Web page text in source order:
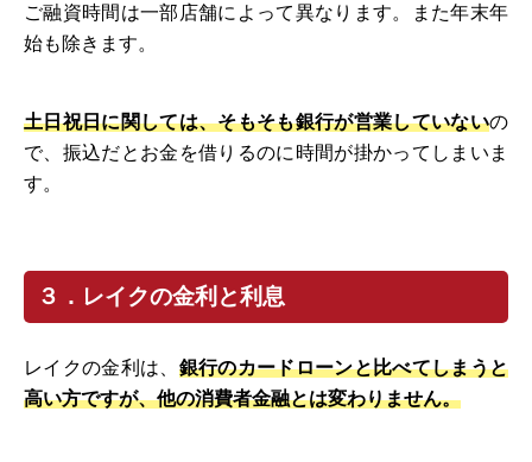
ご融資時間は一部店舗によって異なります。また年末年
始も除きます。
土日祝日に関しては、そもそも銀行が営業していないの
で、振込だとお金を借りるのに時間が掛かってしまいま
す。
３．レイクの金利と利息
レイクの金利は、 銀行のカードローンと比べてしまうと
高い方ですが、他の消費者金融とは変わりません。